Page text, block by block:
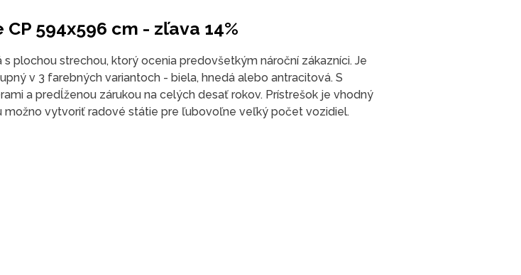
594x596 cm - zľava 14%
plochou strechou, ktorý ocenia predovšetkým nároční zákazníci. Je
v 3 farebných variantoch - biela, hnedá alebo antracitová. S
a predĺženou zárukou na celých desať rokov. Prístrešok je vhodný
možno vytvoriť radové státie pre ľubovoľne veľký počet vozidiel.